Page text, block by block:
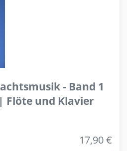
- Band 1
Flöte und Klavier
17,90 €